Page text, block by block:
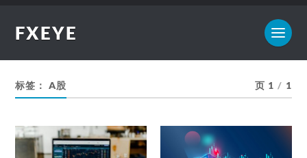
FXEYE
标签：A股 页 1 / 1